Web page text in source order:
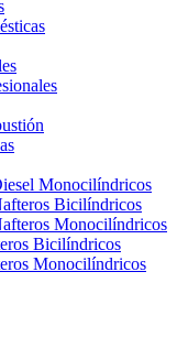
Monocilíndricos
Bicilíndricos
Monocilíndricos
Bicilíndricos
Monocilíndricos